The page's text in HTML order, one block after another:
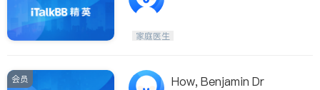
家庭医生
会员 How, Benjamin Dr